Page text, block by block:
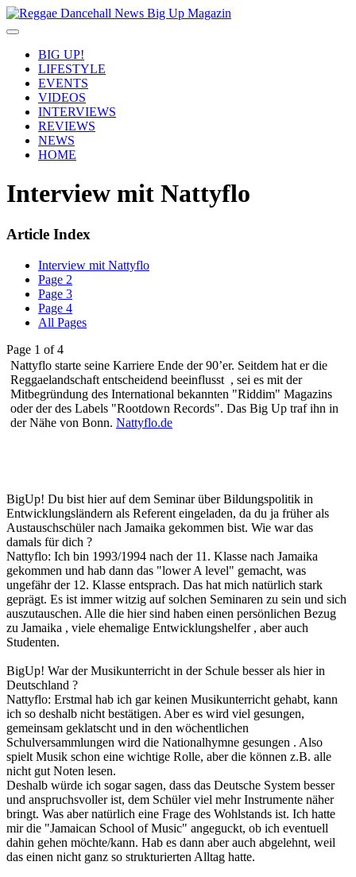
BIG UP!
LIFESTYLE
EVENTS
VIDEOS
INTERVIEWS
REVIEWS
NEWS
HOME
Interview mit Nattyflo
Article Index
Interview mit Nattyflo
Page 2
Page 3
Page 4
All Pages
Page 1 of 4
Nattyflo starte seine Karriere Ende der 90’er. Seitdem hat er die
Reggaelandschaft entscheidend beeinflusst , sei es mit der
Mitbegründung des International bekannten "Riddim" Magazins
oder der des Labels "Rootdown Records". Das Big Up traf ihn in
der Nähe von Bonn. Nattyflo.de
BigUp! Du bist hier auf dem Seminar über Bildungspolitik in
Entwicklungsländern als Referent eingeladen, da du ja früher als
Austauschschüler nach Jamaika gekommen bist. Wie war das
damals für dich ?
Nattyflo: Ich bin 1993/1994 nach der 11. Klasse nach Jamaika
gekommen und hab dann das "lower A level" gemacht, was
ungefähr der 12. Klasse entsprach. Das hat mich natürlich stark
geprägt. Es ist immer witzig auf solchen Seminaren zu sein und sich
auszutauschen. Alle die hier sind haben einen persönlichen Bezug
zu Jamaika , viele ehemalige Entwicklungshelfer , aber auch
Studenten.
BigUp! War der Musikunterricht in der Schule besser als hier in
Deutschland ?
Nattyflo: Erstmal hab ich gar keinen Musikunterricht gehabt, kann
ich so deshalb nicht bestätigen. Aber es wird viel gesungen,
gemeinsam geklatscht und in den wöchentlichen
Schulversammlungen wird die Nationalhymne gesungen . Also
spielt Musik schon eine wichtige Rolle, aber die können z.B. alle
nicht gut Noten lesen.
Deshalb würde ich sogar sagen, dass das Deutsche System besser
und anspruchsvoller ist, dem Schüler viel mehr Instrumente näher
bringt. Was aber natürlich eine Frage des Wohlstands ist. Ich hatte
mir die "Jamaican School of Music" angeguckt, ob ich eventuell
dahin gehen möchte/kann. Hab es dann aber auch abgelehnt, weil
das einen nicht ganz so strukturierten Alltag hatte.